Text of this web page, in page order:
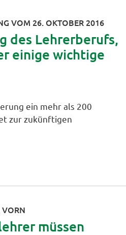
VOM 26. OKTOBER 2016
des Lehrerberufs,
einige wichtige
ein mehr als 200
zur zukünftigen
VORN
müssen